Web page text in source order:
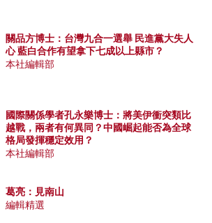
關品方博士：台灣九合一選舉 民進黨大失人
心 藍白合作有望拿下七成以上縣市？
本社編輯部
國際關係學者孔永樂博士：將美伊衝突類比
越戰，兩者有何異同？中國崛起能否為全球
格局發揮穩定效用？
本社編輯部
葛亮：見南山
編輯精選